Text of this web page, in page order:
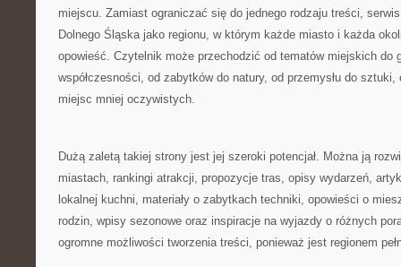
miejscu. Zamiast ograniczać się do jednego rodzaju treści,
Dolnego Śląska jako regionu, w którym każde miasto i każda
opowieść. Czytelnik może przechodzić od tematów miejskich do
współczesności, od zabytków do natury, od przemysłu do
miejsc mniej oczywistych.
Dużą zaletą takiej strony jest jej szeroki potencjał. Można ją
miastach, rankingi atrakcji, propozycje tras, opisy wydarzeń,
lokalnej kuchni, materiały o zabytkach techniki, opowieści o
rodzin, wpisy sezonowe oraz inspiracje na wyjazdy o różnych
ogromne możliwości tworzenia treści, ponieważ jest regionem